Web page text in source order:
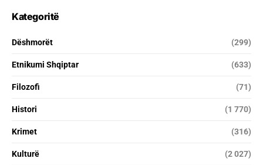
Kategoritë
Dëshmorët (299)
Etnikumi Shqiptar (633)
Filozofi (71)
Histori (1 770)
Krimet (316)
Kulturë (2 027)